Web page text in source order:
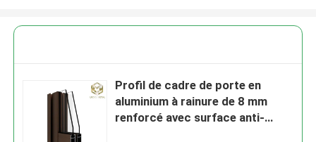
Profil de cadre de porte en
aluminium à rainure de 8 mm
renforcé avec surface anti-